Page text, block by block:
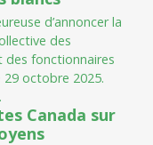
ureuse d’annoncer la
llective des
des fonctionnaires
29 octobre 2025.
Canada sur